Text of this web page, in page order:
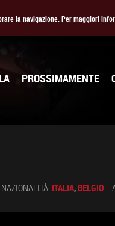
la navigazione. Per maggiori
PROSSIMAMENTE
NAZIONALITÀ: ITALIA,BELGIO